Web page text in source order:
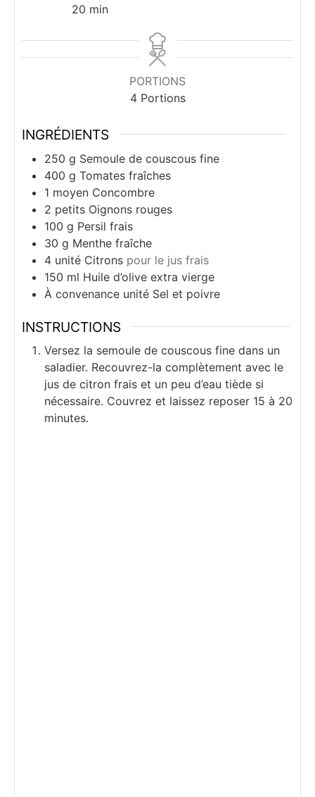
20minutes
min
PORTIONS
4 Portions
INGRÉDIENTS
250 g Semoule de couscous fine
400 g Tomates fraîches
1 moyen Concombre
2 petits Oignons rouges
100 g Persil frais
30 g Menthe fraîche
4 unité Citrons pour le jus frais
150 ml Huile d’olive extra vierge
À convenance unité Sel et poivre
INSTRUCTIONS
Versez la semoule de couscous fine dans un
saladier. Recouvrez-la complètement avec le
jus de citron frais et un peu d’eau tiède si
nécessaire. Couvrez et laissez reposer 15 à 20
minutes.